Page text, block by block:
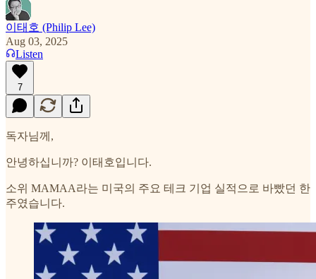
이태호 (Philip Lee)
Aug 03, 2025
Listen
7
독자님께,
안녕하십니까? 이태호입니다.
소위 MAMAA라는 미국의 주요 테크 기업 실적으로 바빴던 한
주였습니다.